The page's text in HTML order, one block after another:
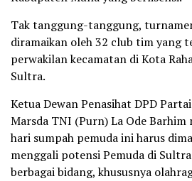
Tak tanggung-tanggung,
diramaikan oleh 32 club tim yang
perwakilan kecamatan di Kota
Sultra.
Ketua Dewan Penasihat DPD
Marsda TNI (Purn) La Ode Barhim
hari sumpah pemuda ini harus
menggali potensi Pemuda di
berbagai bidang, khususnya